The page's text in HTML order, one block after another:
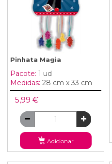
Pinhata Magia
Pacote: 1 ud
Medidas: 28 cm x 33 cm
5,99 €
Adicionar